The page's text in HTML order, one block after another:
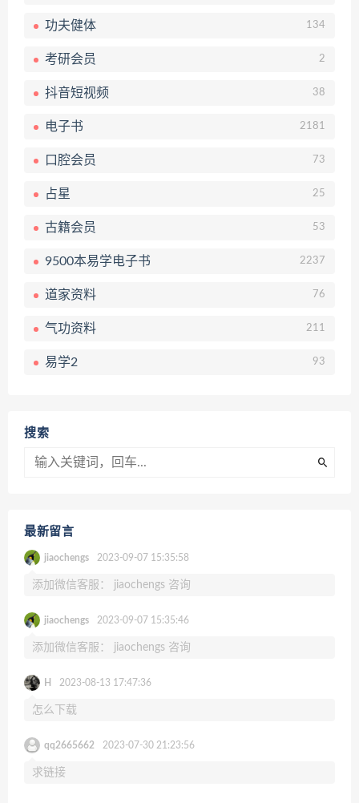
功夫健体 134
考研会员 2
抖音短视频 38
电子书 2181
口腔会员 73
占星 25
古籍会员 53
9500本易学电子书 2237
道家资料 76
气功资料 211
易学2 93
搜索
最新留言
jiaochengs 2023-09-07 15:35:58
添加微信客服： jiaochengs 咨询
jiaochengs 2023-09-07 15:35:46
添加微信客服： jiaochengs 咨询
H 2023-08-13 17:47:36
怎么下载
qq2665662 2023-07-30 21:23:56
求链接